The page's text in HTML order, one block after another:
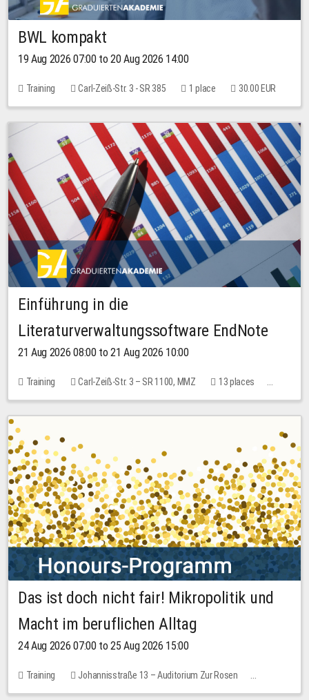
BWL kompakt
19 Aug 2026 07:00 to 20 Aug 2026 14:00
Training Carl-Zeiß-Str. 3 - SR 385 1 place 30.00 EUR
Einführung in die
Literaturverwaltungssoftware EndNote
21 Aug 2026 08:00 to 21 Aug 2026 10:00
Training Carl-Zeiß-Str. 3 – SR 1100, MMZ
13 places
10.00 EUR
Das ist doch nicht fair! Mikropolitik und
Macht im beruflichen Alltag
24 Aug 2026 07:00 to 25 Aug 2026 15:00
Training
Johannisstraße 13 – Auditorium Zur Rosen
No free places